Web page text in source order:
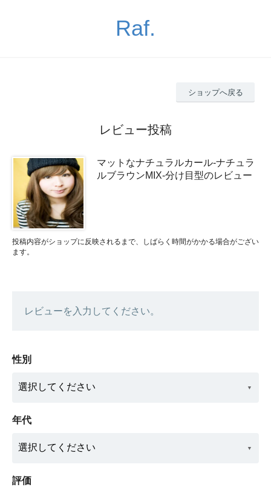
Raf.
ショップへ戻る
レビュー投稿
マットなナチュラルカール-ナチュラ
ルブラウンMIX-分け目型のレビュー
投稿内容がショップに反映されるまで、しばらく時間がかかる場合がござい
ます。
レビューを入力してください。
性別
年代
評価